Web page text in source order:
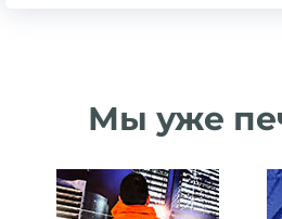
Мы уже